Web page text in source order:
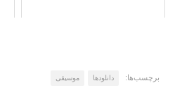
برچسب‌ها: دانلودها موسیقی